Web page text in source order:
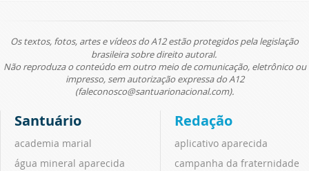
Os textos, fotos, artes e vídeos do A12 estão protegidos pela legislação
brasileira sobre direito autoral.
Não reproduza o conteúdo em outro meio de comunicação, eletrônico ou
impresso, sem autorização expressa do A12
(faleconosco@santuarionacional.com).
Santuário
academia marial
água mineral aparecida
Redação
aplicativo aparecida
campanha da fraternidade